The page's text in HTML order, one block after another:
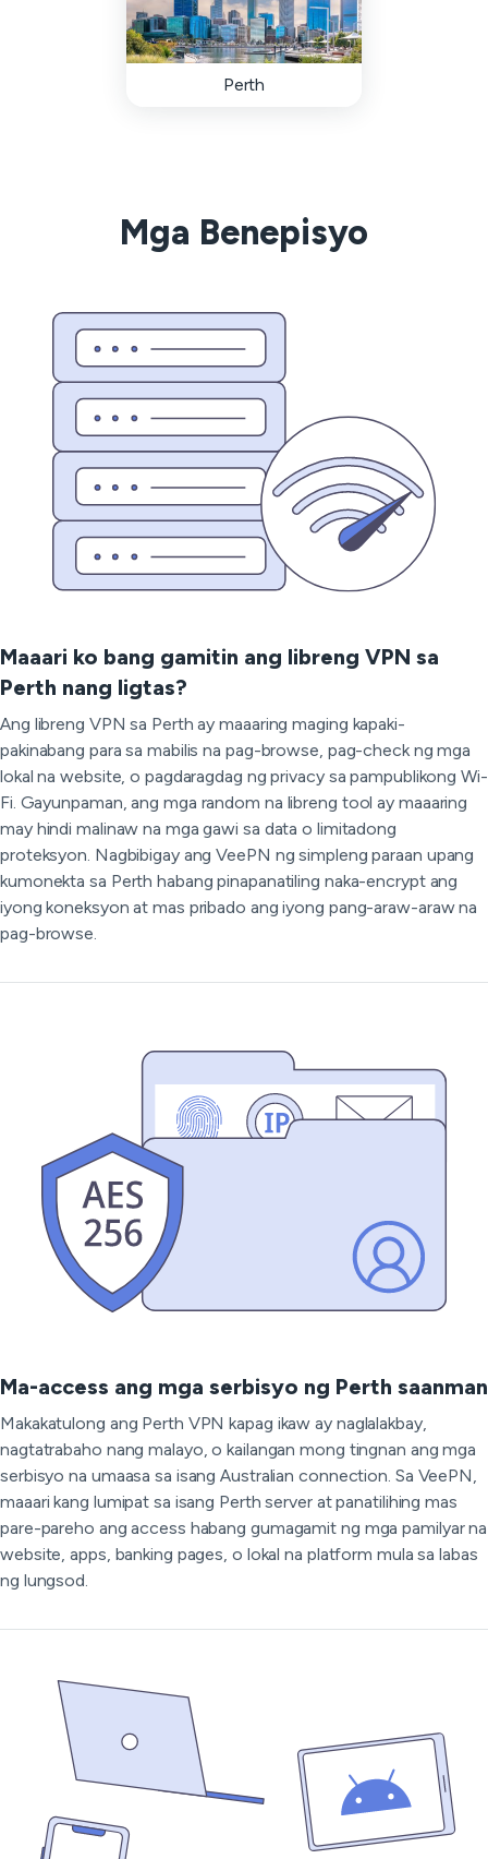
Perth
Mga Benepisyo
Maaari ko bang gamitin ang libreng VPN sa
Perth nang ligtas?
Ang libreng VPN sa Perth ay maaaring maging kapaki-
pakinabang para sa mabilis na pag-browse, pag-check ng mga
lokal na website, o pagdaragdag ng privacy sa pampublikong Wi-
Fi. Gayunpaman, ang mga random na libreng tool ay maaaring
may hindi malinaw na mga gawi sa data o limitadong
proteksyon. Nagbibigay ang VeePN ng simpleng paraan upang
kumonekta sa Perth habang pinapanatiling naka-encrypt ang
iyong koneksyon at mas pribado ang iyong pang-araw-araw na
pag-browse.
Ma-access ang mga serbisyo ng Perth saanman
Makakatulong ang Perth VPN kapag ikaw ay naglalakbay,
nagtatrabaho nang malayo, o kailangan mong tingnan ang mga
serbisyo na umaasa sa isang Australian connection. Sa VeePN,
maaari kang lumipat sa isang Perth server at panatilihing mas
pare-pareho ang access habang gumagamit ng mga pamilyar na
website, apps, banking pages, o lokal na platform mula sa labas
ng lungsod.